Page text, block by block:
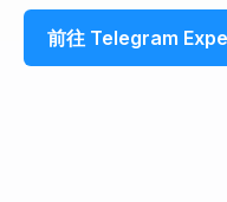
前往 Telegram